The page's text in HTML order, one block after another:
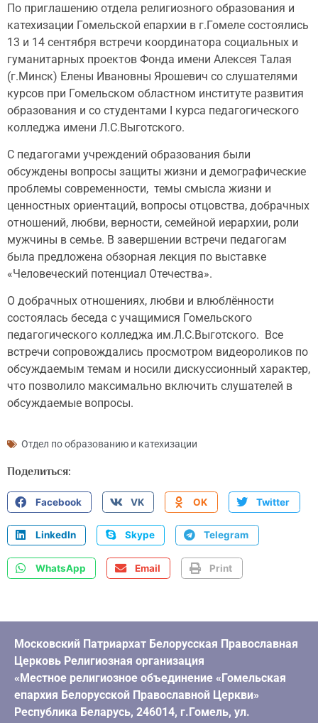
По приглашению отдела религиозного образования и
катехизации Гомельской епархии в г.Гомеле состоялись
13 и 14 сентября встречи координатора социальных и
гуманитарных проектов Фонда имени Алексея Талая
(г.Минск) Елены Ивановны Ярошевич со слушателями
курсов при Гомельском областном институте развития
образования и со студентами I курса педагогического
колледжа имени Л.С.Выготского.
С педагогами учреждений образования были
обсуждены вопросы защиты жизни и демографические
проблемы современности, темы смысла жизни и
ценностных ориентаций, вопросы отцовства, добрачных
отношений, любви, верности, семейной иерархии, роли
мужчины в семье. В завершении встречи педагогам
была предложена обзорная лекция по выставке
«Человеческий потенциал Отечества».
О добрачных отношениях, любви и влюблённости
состоялась беседа с учащимися Гомельского
педагогического колледжа им.Л.С.Выготского. Все
встречи сопровождались просмотром видеороликов по
обсуждаемым темам и носили дискуссионный характер,
что позволило максимально включить слушателей в
обсуждаемые вопросы.
Отдел по образованию и катехизации
Поделиться:
Facebook VK OK Twitter
LinkedIn Skype Telegram
WhatsApp Email Print
Московский Патриархат Белорусская Православная
Церковь Религиозная организация
«Местное религиозное объединение «Гомельская
епархия Белорусской Православной Церкви»
Республика Беларусь, 246014, г.Гомель, ул.